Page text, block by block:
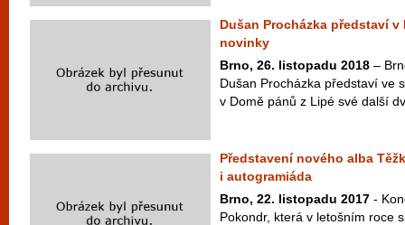
Dušan Procházka představí v
novinky
Brno, 26. listopadu 2018 –
Dušan Procházka představí ve
v Domě pánů z Lipé své další
Představení nového alba
i autogramiáda
Brno, 22. listopadu 2017 -
Pokondr, která v letošním roce